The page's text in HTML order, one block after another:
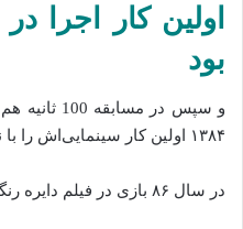
اولین کار اجرا
بود
و سپس در
۱۳۸۴ اولین کار سینمایی‌اش را با نام شاعر زباله‌ها شروع کرد،
در سال ۸۶ بازی در فیلم دایره رنگی چهره‌اش شناخته شد،